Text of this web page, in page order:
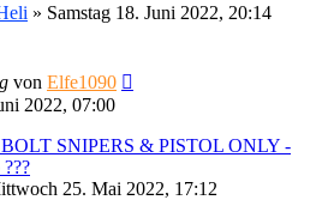
» Samstag 18. Juni 2022, 20:14
von Elfe1090
2022, 07:00
SNIPERS & PISTOL ONLY -
25. Mai 2022, 17:12